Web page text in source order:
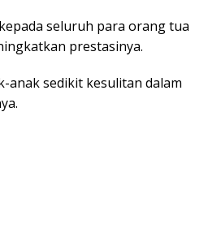
seluruh para orang tua
prestasinya.
anak sedikit kesulitan dalam